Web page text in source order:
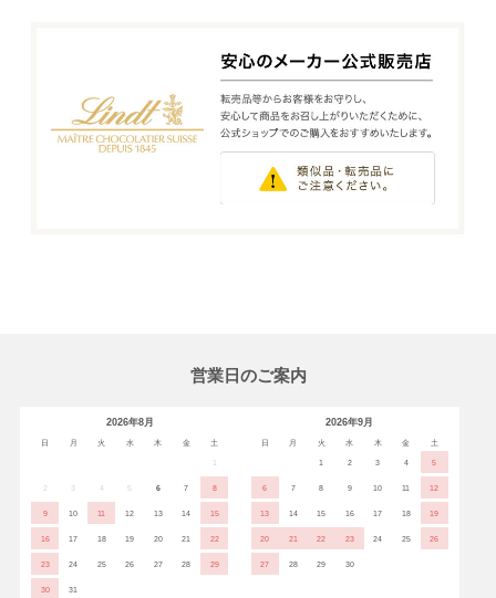
営業日のご案内
2026年8月
日 月 火 水 木 金 土
1
2 3 4 5 6 7 8
9 10 11 12 13 14 15
16 17 18 19 20 21 22
23 24 25 26 27 28 29
30 31
2026年9月
日 月 火 水 木 金 土
1 2 3 4 5
6 7 8 9 10 11 12
13 14 15 16 17 18 19
20 21 22 23 24 25 26
27 28 29 30